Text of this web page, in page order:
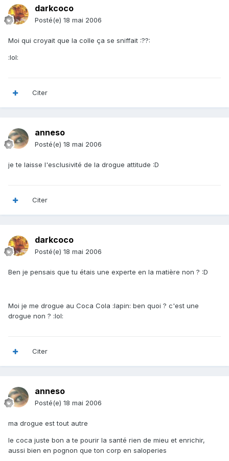
darkcoco
Posté(e) 18 mai 2006
Moi qui croyait que la colle ça se sniffait :??:
:lol:
Citer
anneso
Posté(e) 18 mai 2006
je te laisse l'esclusivité de la drogue attitude :D
Citer
darkcoco
Posté(e) 18 mai 2006
Ben je pensais que tu étais une experte en la matière non ? :D
Moi je me drogue au Coca Cola :lapin: ben quoi ? c'est une
drogue non ? :lol:
Citer
anneso
Posté(e) 18 mai 2006
ma drogue est tout autre
le coca juste bon a te pourir la santé rien de mieu et enrichir,
aussi bien en pognon que ton corp en saloperies